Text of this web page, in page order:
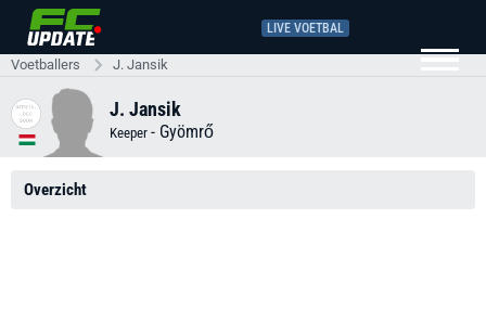
LIVE VOETBAL
Voetballers J. Jansik
J. Jansik
Keeper - Gyömrő
Overzicht